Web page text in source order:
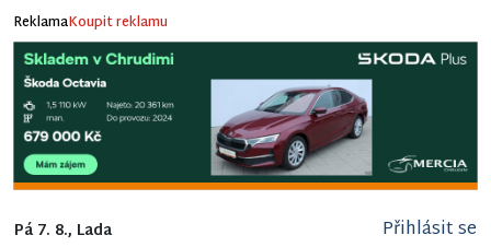
ReklamaKoupit reklamu
Pá 7. 8., Lada Přihlásit se